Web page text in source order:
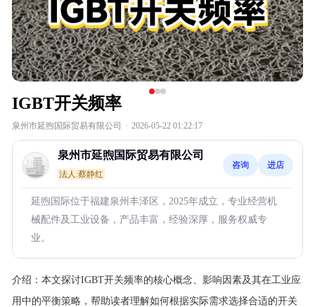
IGBT开关频率
泉州市延煦国际贸易有限公司 · 2026-05-22 01:22:17
泉州市延煦国际贸易有限公司
法人:蔡静红
咨询 进店
延煦国际位于福建泉州丰泽区，2025年成立，专业经营机
械配件及工业设备，产品丰富，经验深厚，服务权威专
业。
介绍： 本文探讨IGBT开关频率的核心概念、影响因素及其在工业应
用中的平衡策略，帮助读者理解如何根据实际需求选择合适的开关